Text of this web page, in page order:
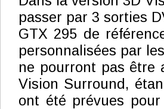
passer par 3 sorties
GTX 295 de
personnalisées par
ne pourront pas être
Vision Surround,
ont été prévues